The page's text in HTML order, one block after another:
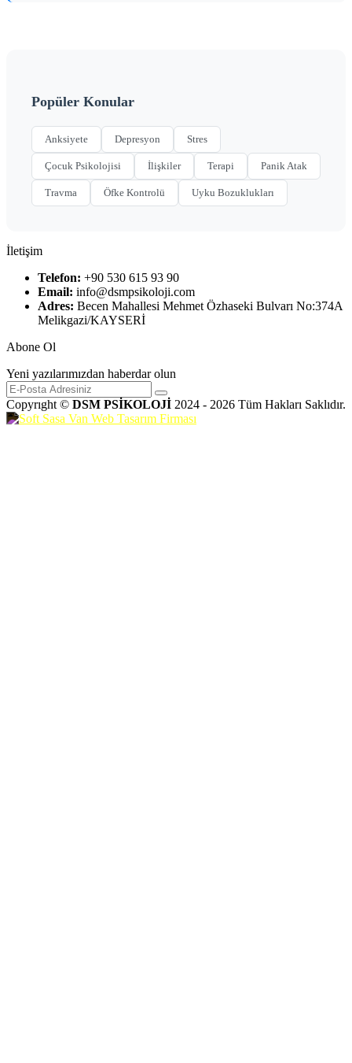
Popüler Konular
Anksiyete Depresyon Stres
Çocuk Psikolojisi İlişkiler Terapi Panik Atak
Travma Öfke Kontrolü Uyku Bozuklukları
İletişim
Telefon: +90 530 615 93 90
Email: info@dsmpsikoloji.com
Adres: Becen Mahallesi Mehmet Özhaseki Bulvarı No:374A
Melikgazi/KAYSERİ
Abone Ol
Yeni yazılarımızdan haberdar olun
Copyrıght © DSM PSİKOLOJİ 2024 - 2026 Tüm Hakları Saklıdır.